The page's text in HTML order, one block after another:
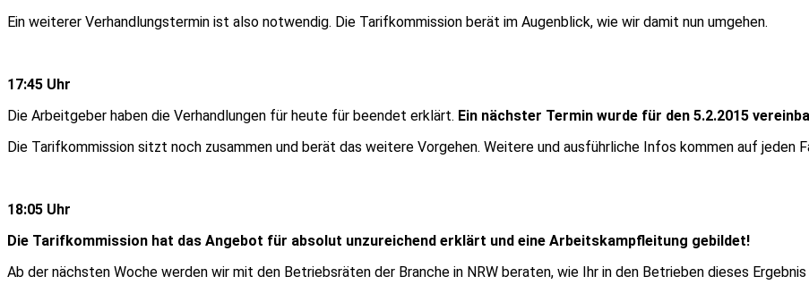
Ein weiterer Verhandlungstermin ist also notwendig. Die Tarifkommission berät im Augenblick, wie wir damit nun umgehen.
17:45 Uhr
Die Arbeitgeber haben die Verhandlungen für heute für beendet erklärt. Ein nächster Termin wurde für den 5.2.2015
Die Tarifkommission sitzt noch zusammen und berät das weitere Vorgehen. Weitere und ausführliche Infos kommen auf jeden
18:05 Uhr
Die Tarifkommission hat das Angebot für absolut unzureichend erklärt und eine Arbeitskampfleitung gebildet!
Ab der nächsten Woche werden wir mit den Betriebsräten der Branche in NRW beraten, wie Ihr in den Betrieben dieses